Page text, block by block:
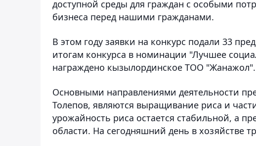
доступной среды для граждан с особыми
бизнеса перед нашими гражданами.
В этом году заявки на конкурс подали 33
итогам конкурса в номинации "Лучшее
награждено кызылординское ТОО "Жанажол".
Основными направлениями деятельности
Толепов, являются выращивание риса и
урожайность риса остается стабильной, а
области. На сегодняшний день в хозяйстве